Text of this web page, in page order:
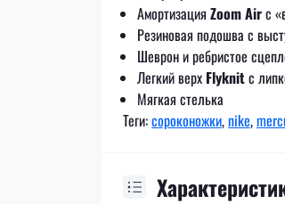
Амортизация Zoom Airс
Резиновая подошва с
Шеврон и ребристое
Легкий верх Flyknitс
Мягкая стелька
Теги:сороконожки,nike,